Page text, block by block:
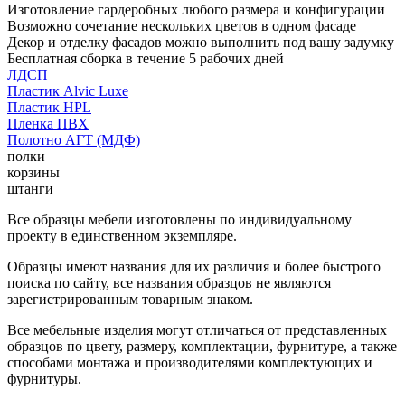
Изготовление гардеробных любого размера и конфигурации
Возможно сочетание нескольких цветов в одном фасаде
Декор и отделку фасадов можно выполнить под вашу задумку
Бесплатная сборка в течение 5 рабочих дней
ЛДСП
Пластик Alvic Luxe
Пластик HPL
Пленка ПВХ
Полотно АГТ (МДФ)
полки
корзины
штанги
Все образцы мебели изготовлены по индивидуальному
проекту в единственном экземпляре.
Образцы имеют названия для их различия и более быстрого
поиска по сайту, все названия образцов не являются
зарегистрированным товарным знаком.
Все мебельные изделия могут отличаться от представленных
образцов по цвету, размеру, комплектации, фурнитуре, а также
способами монтажа и производителями комплектующих и
фурнитуры.